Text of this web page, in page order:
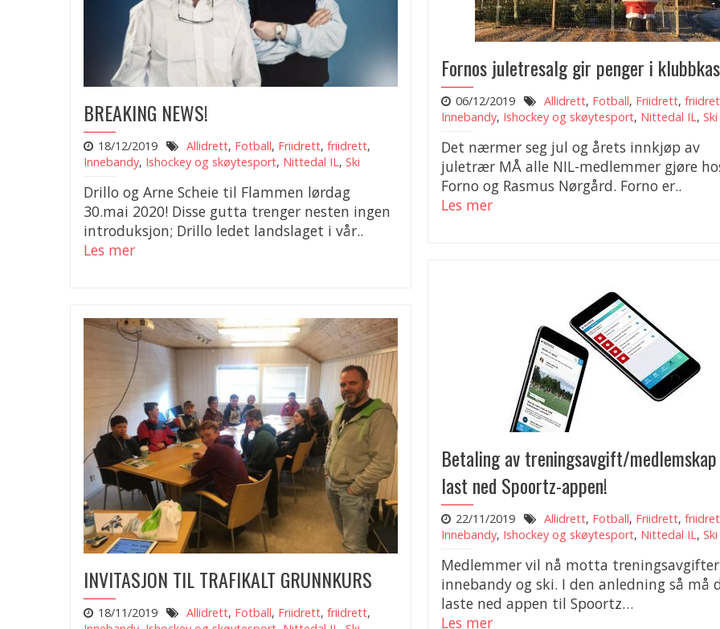
BREAKING NEWS!
18/12/2019 Allidrett, Fotball, Friidrett, friidrett,
Innebandy, Ishockey og skøytesport, Nittedal IL , Ski
Drillo og Arne Scheie til Flammen lørdag
30.mai 2020! Disse gutta trenger nesten ingen
introduksjon; Drillo ledet landslaget i vår..
Les mer
Fornos juletresalg gir penger i
06/12/2019 Allidrett, Fotball, Friidrett,
Innebandy, Ishockey og skøytesport, Nittedal IL, Ski
Det nærmer seg jul og årets innkjøp av
juletrær MÅ alle NIL-medlemmer gjøre
Forno og Rasmus Nørgård. Forno er..
Les mer
Betaling av treningsavgift/
last ned Spoortz-appen!
22/11/2019 Allidrett, Fotball, Friidrett,
Innebandy, Ishockey og skøytesport, Nittedal IL, Ski
Medlemmer vil nå motta
innebandy og ski. I den anledning så må
laste ned appen til Spoortz…
Les mer
INVITASJON TIL TRAFIKALT GRUNNKURS
18/11/2019 Allidrett, Fotball, Friidrett, friidrett,